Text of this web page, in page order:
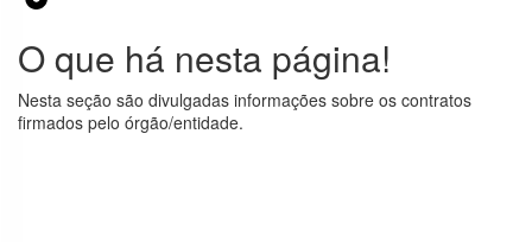
de Recursos –
Convênios
Execução
O que há nesta página!
Nesta seção são divulgadas informações sobre os contratos
firmados pelo órgão/entidade.